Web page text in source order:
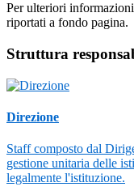
Per ulteriori
riportati a fondo pagina.
Struttura
Direzione
Staff composto dal
gestione unitaria delle
legalmente l'istituzione.